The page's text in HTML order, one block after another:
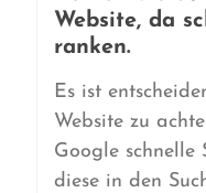
Website, da
ranken.
Es ist
Website zu
Google schnelle
diese in den